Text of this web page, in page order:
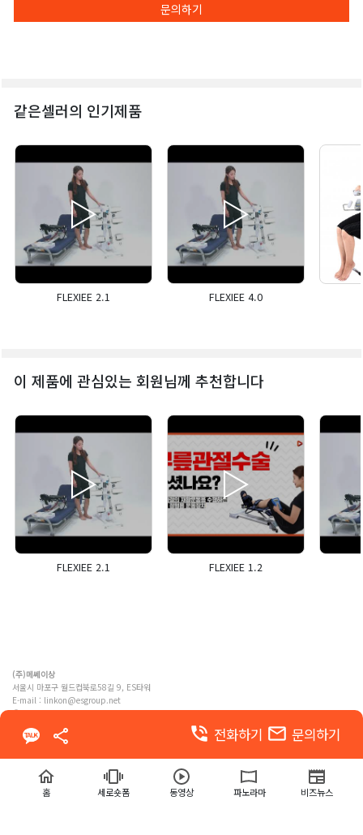
문의하기
같은셀러의 인기제품
FLEXIEE 2.1 FLEXIEE 4.0
이 제품에 관심있는 회원님께 추천합니다
FLEXIEE 2.1 FLEXIEE 1.2
phone_in_talk 전화하기 email 문의하기
(주)메쎄이상
서울시 마포구 월드컵북로58길 9, ES타워
E-mail : linkon@esgroup.net
ⓒ MESSE ESANG. Co., Ltd. ALL RIGHTS RESERVED
이용약관
홈 세로숏폼 동영상 파노라마 비즈뉴스